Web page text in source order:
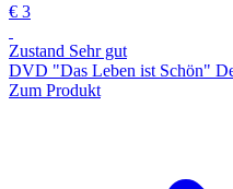
€ 3
Zustand Sehr gut
DVD "Das Leben ist Schön"
Zum Produkt